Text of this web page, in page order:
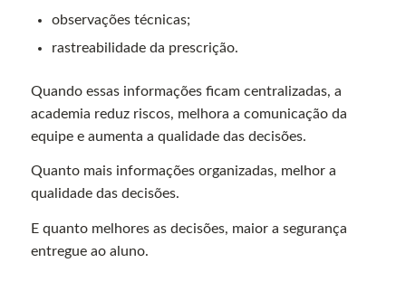
observações técnicas;
rastreabilidade da prescrição.
Quando essas informações ficam centralizadas, a
academia reduz riscos, melhora a comunicação da
equipe e aumenta a qualidade das decisões.
Quanto mais informações organizadas, melhor a
qualidade das decisões.
E quanto melhores as decisões, maior a segurança
entregue ao aluno.